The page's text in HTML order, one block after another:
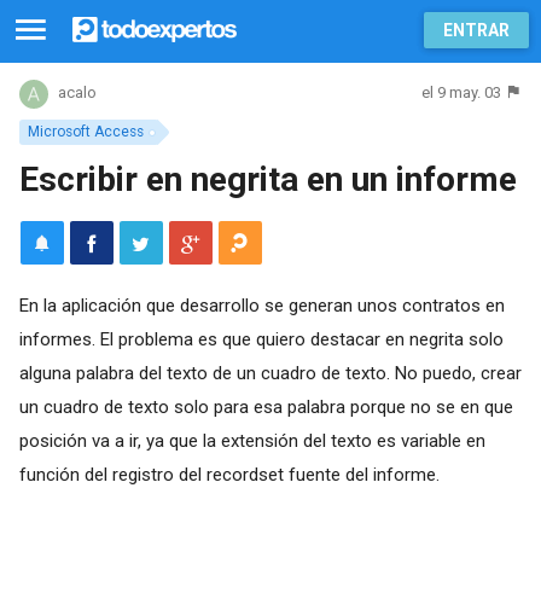
ENTRAR
Microsoft Access
acalo el 9 may. 03
Escribir en negrita en un informe
En la aplicación que desarrollo se generan unos contratos en
informes. El problema es que quiero destacar en negrita solo
alguna palabra del texto de un cuadro de texto. No puedo, crear
un cuadro de texto solo para esa palabra porque no se en que
posición va a ir, ya que la extensión del texto es variable en
función del registro del recordset fuente del informe.